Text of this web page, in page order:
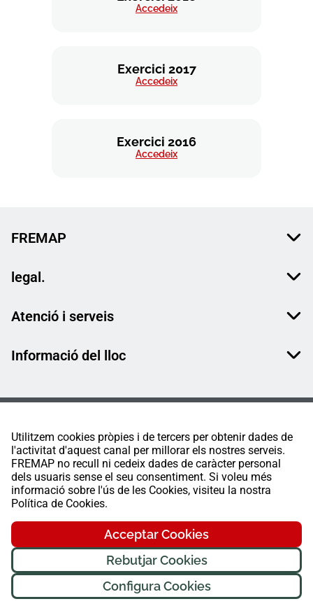
Utilitzem cookies pròpies i de tercers per obtenir dades de
l'activitat d'aquest canal per millorar els nostres serveis.
FREMAP no recull ni cedeix dades de caràcter personal
dels usuaris sense el seu consentiment. Si voleu més
informació sobre l'ús de les Cookies, visiteu la nostra
Política de Cookies.
Acceptar Cookies
Rebutjar Cookies
Configura Cookies
Accedeix
Exercici 2017
Accedeix
Exercici 2016
Accedeix
FREMAP
legal.
Atenció i serveis
Informació del lloc
FREMAP Ⓒ Tots els drets reservats